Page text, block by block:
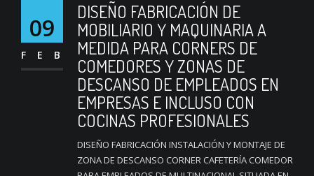
09
FEB
DISEÑO FABRICACIÓN DE
MOBILIARIO Y MAQUINARIA A
MEDIDA PARA CORNERS DE
COMEDORES Y ZONAS DE
DESCANSO DE EMPLEADOS EN
EMPRESAS E INCLUSO CON
COCINAS PROFESIONALES
DISEÑO FABRICACIÓN INSTALACIÓN Y MONTAJE DE
ZONA DE DESCANSO CORNER CAFETERÍA COMEDOR